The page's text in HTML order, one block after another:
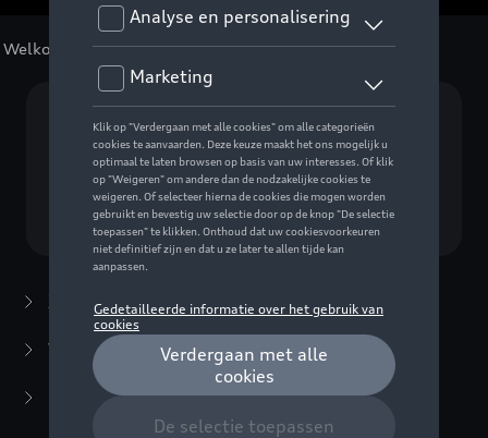
Welkom Voor uw Audi >Multimedia > Dataplug
Geen model geselecteerd (Alles weergeven)
Kies een model
Zomeraccessoires(7)
Winteraccessoires(20)
(38)